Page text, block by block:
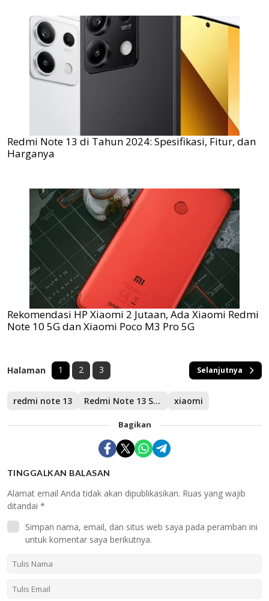
Redmi Note 13 di Tahun 2024: Spesifikasi, Fitur, dan
Harganya
Rekomendasi HP Xiaomi 2 Jutaan, Ada Xiaomi Redmi
Note 10 5G dan Xiaomi Poco M3 Pro 5G
Halaman 1 2 3 Selanjutnya
redmi note 13 Redmi Note 13 Series xiaomi
Bagikan
TINGGALKAN BALASAN
Alamat email Anda tidak akan dipublikasikan. Ruas yang wajib
ditandai *
Simpan nama, email, dan situs web saya pada peramban ini
untuk komentar saya berikutnya.